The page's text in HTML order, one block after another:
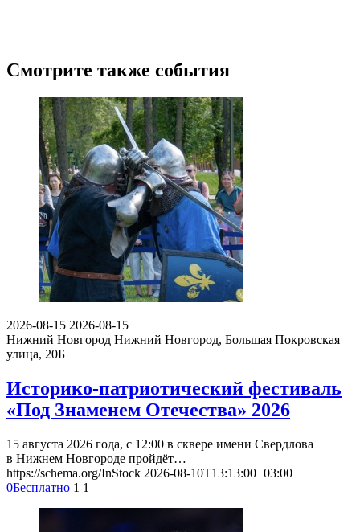
Смотрите также события
2026-08-15 2026-08-15
Нижний Новгород Нижний Новгород, Большая Покровская
улица, 20Б
Историко-патриотический фестиваль
«Под Знаменем Отечества» 2026
15 августа 2026 года, с 12:00 в сквере имени Свердлова
в Нижнем Новгороде пройдёт…
https://schema.org/InStock 2026-08-10T13:13:00+03:00
0Бесплатно 1 1